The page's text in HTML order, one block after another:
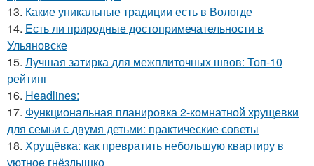
13. Какие уникальные традиции есть в Вологде
14. Есть ли природные достопримечательности в
Ульяновске
15. Лучшая затирка для межплиточных швов: Топ-10
рейтинг
16. Headlines:
17. Функциональная планировка 2-комнатной хрущевки
для семьи с двумя детьми: практические советы
18. Хрущёвка: как превратить небольшую квартиру в
уютное гнёздышко